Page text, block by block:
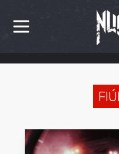
HÍREK
INTERJÚK